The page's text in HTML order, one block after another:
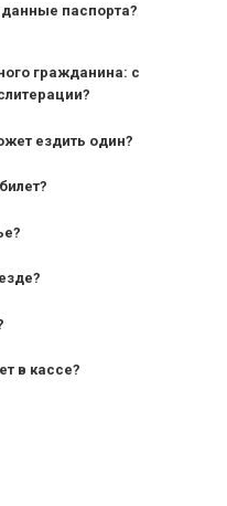
паспорта?
гражданина: с
ездить один?
— от 10 лет и
7 лет.
в кассе?
заказа;
пассажира, на